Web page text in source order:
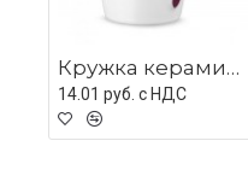
Кружка керамическая COLBY, фиолетовая
14.01 руб. c НДС